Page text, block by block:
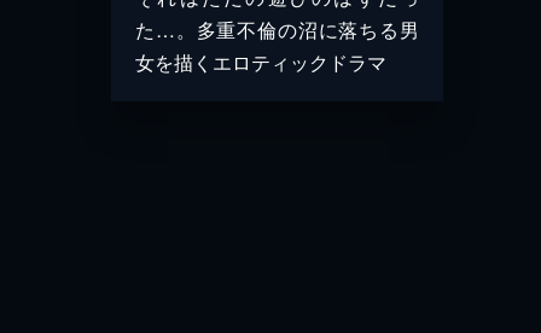
た…。多重不倫の沼に落ちる男
女を描くエロティックドラマ